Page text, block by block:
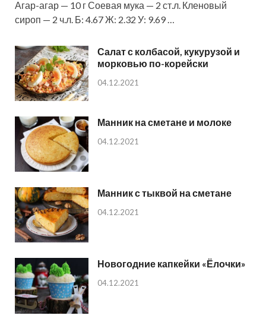
Агар-агар — 10 г Соевая мука — 2 ст.л. Кленовый
сироп — 2 ч.л. Б: 4.67 Ж: 2.32 У: 9.69 …
Салат с колбасой, кукурузой и
морковью по-корейски
04.12.2021
Манник на сметане и молоке
04.12.2021
Манник с тыквой на сметане
04.12.2021
Новогодние капкейки «Ёлочки»
04.12.2021